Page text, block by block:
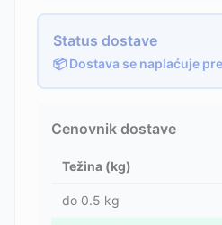
Status dostave
📦 Dostava se naplaćuje
Cenovnik dostave
Težina (kg)
do 0.5 kg